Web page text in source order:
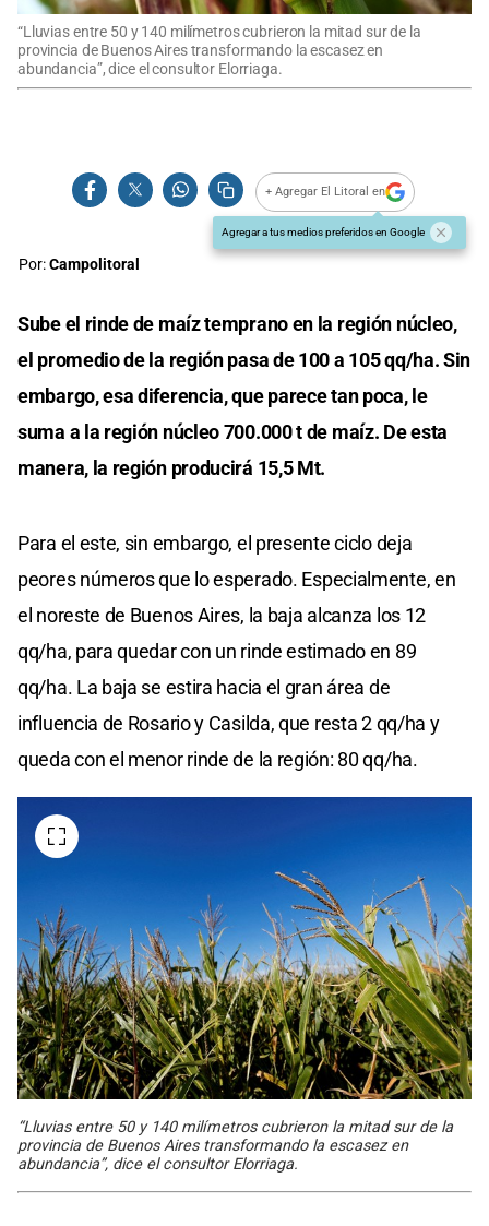
“Lluvias entre 50 y 140 milímetros cubrieron la mitad sur de la
provincia de Buenos Aires transformando la escasez en
abundancia”, dice el consultor Elorriaga.
+ Agregar El Litoral en
Agregar a tus medios preferidos en Google
Por:Campolitoral
Sube el rinde de maíz temprano en la región núcleo,
el promedio de la región pasa de 100 a 105 qq/ha. Sin
embargo, esa diferencia, que parece tan poca, le
suma a la región núcleo 700.000 t de maíz. De esta
manera, la región producirá 15,5 Mt.
Para el este, sin embargo, el presente ciclo deja
peores números que lo esperado. Especialmente, en
el noreste de Buenos Aires, la baja alcanza los 12
qq/ha, para quedar con un rinde estimado en 89
qq/ha. La baja se estira hacia el gran área de
influencia de Rosario y Casilda, que resta 2 qq/ha y
queda con el menor rinde de la región: 80 qq/ha.
“Lluvias entre 50 y 140 milímetros cubrieron la mitad sur de la
provincia de Buenos Aires transformando la escasez en
abundancia”, dice el consultor Elorriaga.